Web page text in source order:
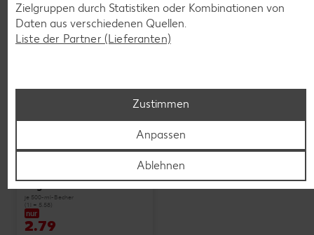
je 500-ml-Becher
(1 l = 5.58)
nur
2.79
Weitere Angebote anzeigen
Zielgruppen durch Statistiken oder Kombinationen von
Daten aus verschiedenen Quellen.
Liste der Partner (Lieferanten)
Zustimmen
Anpassen
Ablehnen